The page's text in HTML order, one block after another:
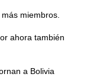
miembros.
ahora también
a Bolivia